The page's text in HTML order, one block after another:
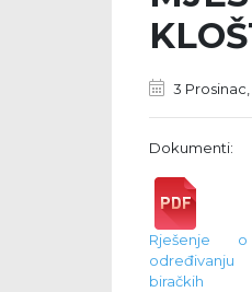
3
Dokumenti:
Rješenje o
određivanju
biračkih